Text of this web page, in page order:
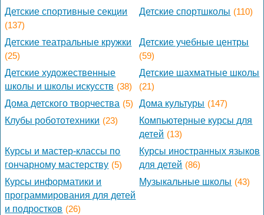
Детские спортивные секции
(137)
Детские спортшколы (110)
Детские театральные кружки
(25)
Детские учебные центры
(59)
Детские художественные
школы и школы искусств (38)
Детские шахматные школы
(21)
Дома детского творчества (5) Дома культуры (147)
Клубы робототехники (23)
Компьютерные курсы для
детей (13)
Курсы и мастер-классы по
гончарному мастерству (5)
Курсы иностранных языков
для детей (86)
Курсы информатики и
программирования для детей
и подростков (26)
Музыкальные школы (43)